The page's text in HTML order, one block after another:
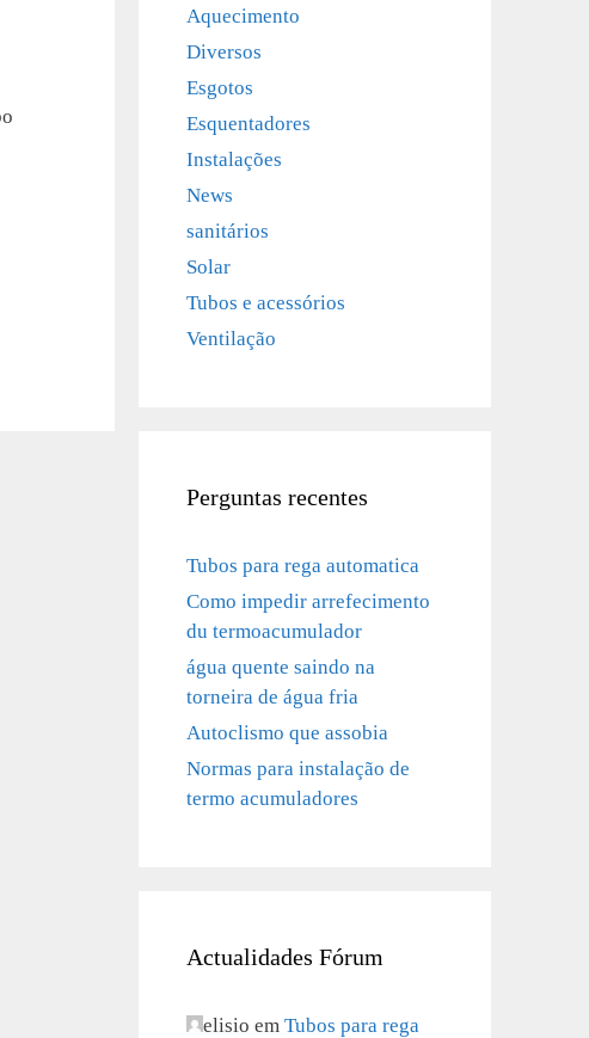
Aquecimento
Diversos
Esgotos
Esquentadores
Instalações
News
sanitários
Solar
Tubos e acessórios
Ventilação
Perguntas recentes
Tubos para rega automatica
Como impedir arrefecimento
du termoacumulador
água quente saindo na
torneira de água fria
Autoclismo que assobia
Normas para instalação de
termo acumuladores
Actualidades Fórum
elisio em Tubos para rega